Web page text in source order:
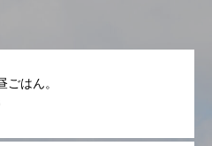
ごはん。